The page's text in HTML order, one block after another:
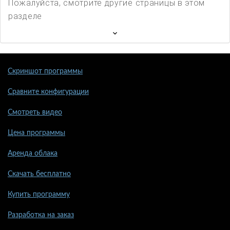
Пожалуйста, смотрите другие страницы в этом
разделе
Скриншот программы
Сравните конфигурации
Смотреть видео
Цена программы
Аренда облака
Скачать бесплатно
Купить программу
Разработка на заказ